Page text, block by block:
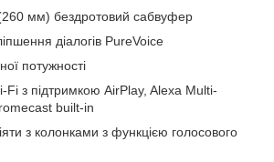
мм) бездротовий сабвуфер
діалогів PureVoice
потужності
Fi з підтримкою AirPlay, Alexa Multi-
built-in
з колонками з функцією голосового